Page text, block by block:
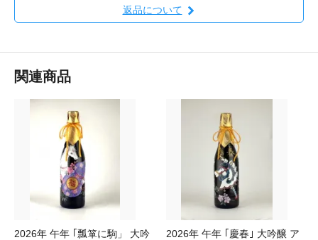
返品について
関連商品
2026年 午年 ｢瓢箪に駒」 大吟
2026年 午年 ｢慶春｣ 大吟醸 ア